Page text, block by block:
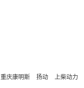
重庆康明斯 扬动 上柴动力